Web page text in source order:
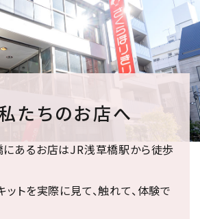
私たちのお店へ
にあるお店はJR浅草橋駅から徒歩
ットを実際に見て、触れて、体験で